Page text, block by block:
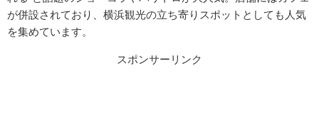
が併設されており、横浜観光の立ち寄りスポットとしても人気
を集めています。
スポンサーリンク